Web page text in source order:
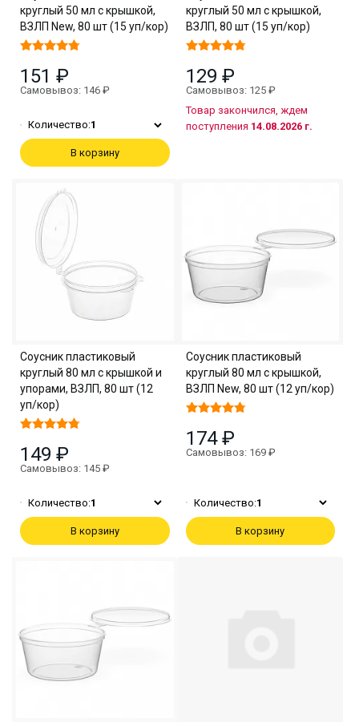
круглый 50 мл с крышкой,
ВЗЛП New, 80 шт (15 уп/кор)
151 ₽
Самовывоз: 146 ₽
Количество:1
В корзину
круглый 50 мл с крышкой,
ВЗЛП, 80 шт (15 уп/кор)
129 ₽
Самовывоз: 125 ₽
Товар закончился, ждем
поступления 14.08.2026 г.
Соусник пластиковый
круглый 80 мл с крышкой и
упорами, ВЗЛП, 80 шт (12
уп/кор)
149 ₽
Самовывоз: 145 ₽
Количество:1
В корзину
Соусник пластиковый
круглый 80 мл с крышкой,
ВЗЛП New, 80 шт (12 уп/кор)
174 ₽
Самовывоз: 169 ₽
Количество:1
В корзину